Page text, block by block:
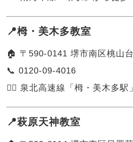
📍栂・美木多教室
🏠 〒590-0141 堺市南区桃山
📞 0120-09-4016
🚶‍♂️ 泉北高速線「栂・美木多駅
📍萩原天神教室